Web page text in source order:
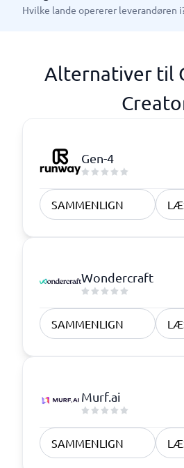
Hvilke lande opererer leverandøren
Alternativer til
Gen-4
SAMMENLIGN
Wondercraft
SAMMENLIGN
Murf.ai
SAMMENLIGN